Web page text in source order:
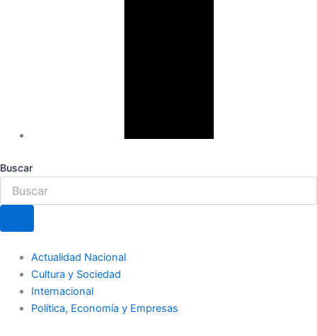
Buscar
Actualidad Nacional
Cultura y Sociedad
Internacional
Política, Economía y Empresas